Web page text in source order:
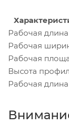
Рабочая длина
Рабочая
Рабочая
Высота
Рабочая длина